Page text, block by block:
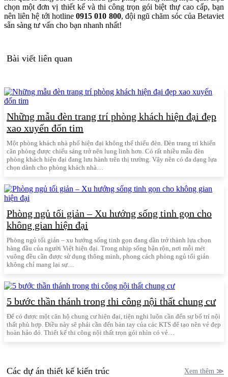
chọn một đơn vị thiết kế và thi công trọn gói biệt thự cao cấp, bạn
nên liên hệ tới hotline0915 010 800, đội ngũ chăm sóc của Betaviet
sẵn sàng tư vấn cho bạn nhanh nhất!
Bài viết liên quan
Những mẫu đèn trang trí phòng khách hiện đại đẹp
xao xuyến đốn tim
Một phòng khách nhà phố hiện đại không thể thiếu đèn. Đèn trang trí khiến
căn phòng được chiếu sáng trở nên lung linh hơn. Có rất nhiều mẫu đèn
phòng khách hiện đại đang lưu hành trên thị trường. Vậy nên có đa dạng lựa
chọn dành cho phòng khách nhà…
Phòng ngủ tối giản – Xu hướng sống tinh gọn cho
không gian hiện đại
Phòng ngủ tối giản – xu hướng sống tinh gọn đang dần trở thành lựa chọn
hàng đầu của người Việt hiện đại. Trong nhịp sống bận rộn, nơi mỗi mét
vuông đều cần được sử dụng thông minh, phong cách phòng ngủ tối giản
không chỉ mang lại sự…
5 bước thần thánh trong thi công nội thất chung cư
Để có được một căn hộ chung cư hiện đại, tiện nghi luôn cần đến sự bố trí nội
thất phù hợp. Điều này sẽ phải cần đến bàn tay của các KTS để tạo nên vẻ đẹp
hoàn hảo đó. Thiết kế thi công nội thất trọn gói nhìn có vẻ…
Các dự án thiết kế kiến trúc Xem thêm ≫